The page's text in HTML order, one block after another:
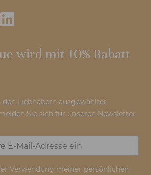
wird mit 10% Rabatt
den Liebhabern ausgewählter
Sie sich für unseren Newsletter
Verwendung meiner persönlichen